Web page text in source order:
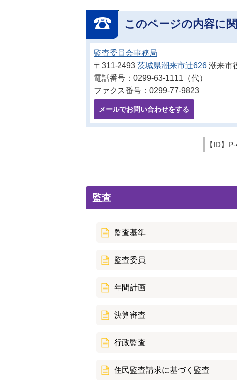
このページの内容に
監査委員会事務局
〒311-2493 茨城県潮来市辻626 潮来
電話番号：0299-63-1111（代）
ファクス番号：0299-77-9823
メールでお問い合わせをする
【ID】
監査
監査基準
監査委員
年間計画
決算審査
行政監査
住民監査請求に基づく監査